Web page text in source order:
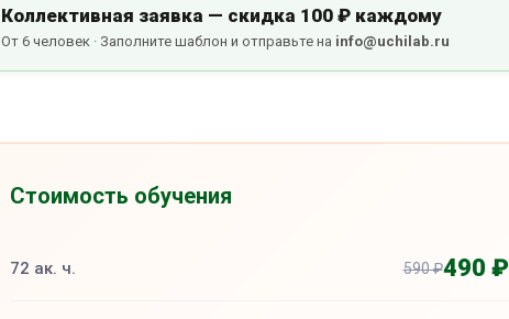
Коллективная заявка — скидка 100 ₽ каждому
От 6 человек · Заполните шаблон и отправьте на info@uchilab.ru
Стоимость обучения
72 ак. ч. 590 ₽490 ₽